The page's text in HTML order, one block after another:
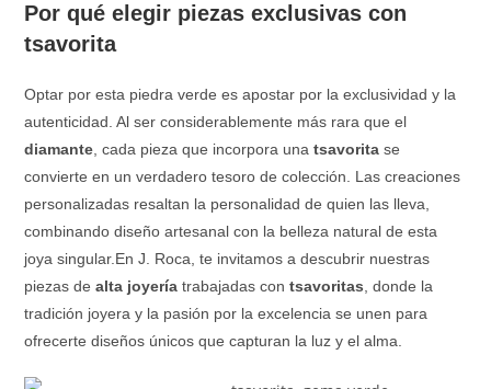
Por qué elegir piezas exclusivas con
tsavorita
Optar por esta piedra verde es apostar por la exclusividad y la
autenticidad. Al ser considerablemente más rara que el
diamante , cada pieza que incorpora unatsavorita se
convierte en un verdadero tesoro de colección. Las creaciones
personalizadas resaltan la personalidad de quien las lleva,
combinando diseño artesanal con la belleza natural de esta
joya singular.En J. Roca, te invitamos a descubrir nuestras
piezas dealta joyería trabajadas contsavoritas , donde la
tradición joyera y la pasión por la excelencia se unen para
ofrecerte diseños únicos que capturan la luz y el alma.